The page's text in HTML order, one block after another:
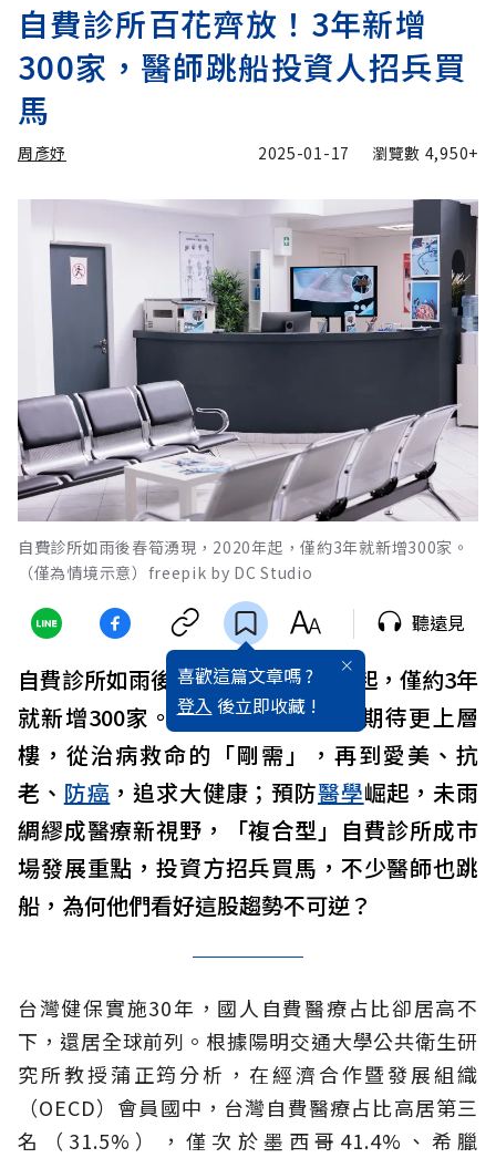
自費診所百花齊放！3年新增
300家，醫師跳船投資人招兵買
馬
周彥妤 2025-01-17 瀏覽數 4,950+
自費診所如雨後春筍湧現，2020年起，僅約3年就新增300家。
（僅為情境示意）freepik by DC Studio
喜歡這篇文章嗎 ?
登入 後立即收藏 !
聽遠見
自費診所如雨後春筍湧現，2020年起，僅約3年
就新增300家。民眾對醫療需求與期待更上層
樓，從治病救命的「剛需」，再到愛美、抗
老、 防癌 ，追求大健康；預防醫學崛起，未雨
綢繆成醫療新視野，「複合型」自費診所成市
場發展重點，投資方招兵買馬，不少醫師也跳
船，為何他們看好這股趨勢不可逆？
台灣健保實施30年，國人自費醫療占比卻居高不
下，還居全球前列。根據陽明交通大學公共衛生研
究所教授蒲正筠分析，在經濟合作暨發展組織
（OECD）會員國中，台灣自費醫療占比高居第三
名（31.5%），僅次於墨西哥41.4%、希臘